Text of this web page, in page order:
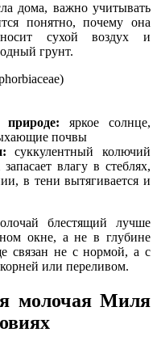
дома, важно учитывать
понятно, почему она
сухой воздух и
грунт.
яркое солнце,
почвы
суккулентный колючий
влагу в стеблях,
в тени вытягивается и
блестящий лучше
окне, а не в глубине
связан не с нормой, а с
или переливом.
молочая Миля